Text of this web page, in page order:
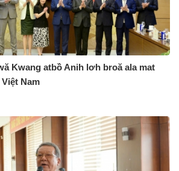
Kwang atbồ Anih lơh broă ala mat
Nam